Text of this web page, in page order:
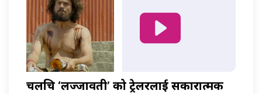
चलचित्र ‘लज्जावती’ को ट्रेलरलाई सकारात्मक